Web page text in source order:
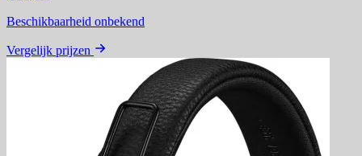
Beschikbaarheid onbekend
Vergelijk prijzen